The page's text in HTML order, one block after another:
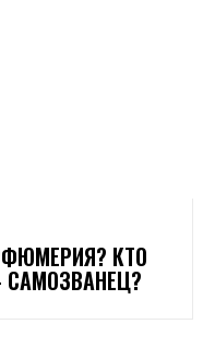
КТО